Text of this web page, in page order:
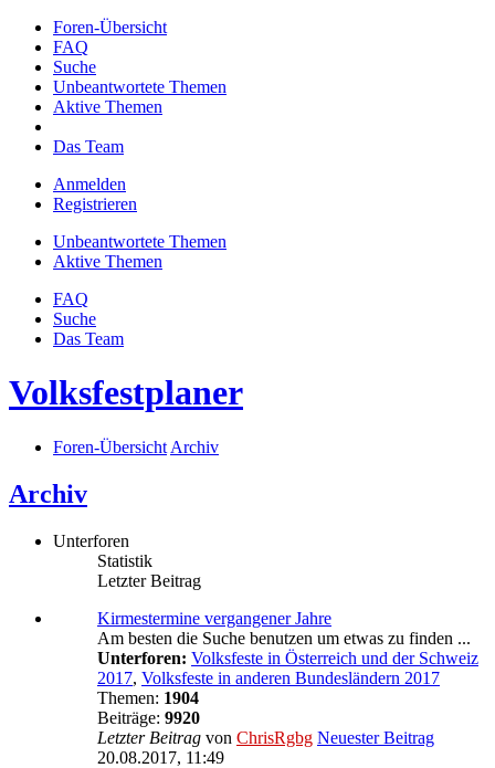
Foren-Übersicht
FAQ
Suche
Unbeantwortete Themen
Aktive Themen
Das Team
Anmelden
Registrieren
Unbeantwortete Themen
Aktive Themen
FAQ
Suche
Das Team
Volksfestplaner
Foren-Übersicht Archiv
Archiv
Unterforen
Statistik
Letzter Beitrag
Kirmestermine vergangener Jahre
Am besten die Suche benutzen um etwas zu finden ...
Unterforen: Volksfeste in Österreich und der Schweiz
2017, Volksfeste in anderen Bundesländern 2017
Themen: 1904
Beiträge: 9920
Letzter Beitrag von ChrisRgbg Neuester Beitrag
20.08.2017, 11:49